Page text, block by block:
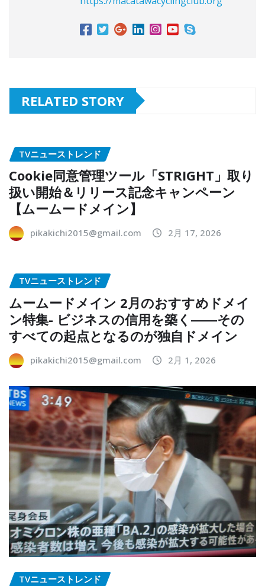
RELATED STORY
TVニューストレンド
Cookie同意管理ツール「STRIGHT」取り
扱い開始＆リリース記念キャンペーン
【ムームードメイン】
pikakichi2015@gmail.com 2月 17, 2026
TVニューストレンド
ムームードメイン 2月のおすすめドメイ
ン特集- ビジネスの信用を築く――その
すべての起点となるのが独自ドメイン
pikakichi2015@gmail.com 2月 1, 2026
TVニューストレンド